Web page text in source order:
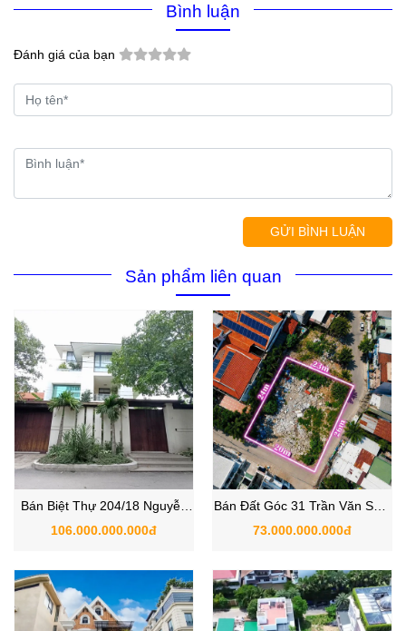
Bình luận
Đánh giá của bạn
GỬI BÌNH LUẬN
Sản phẩm liên quan
Bán Biệt Thự 204/18 Nguyễn
Văn Hưởng, Phường Thảo
106.000.000.000đ
Bán Đất Góc 31 Trần Văn Sắc,
Phường Thảo Điền,Quận 2 ,
73.000.000.000đ